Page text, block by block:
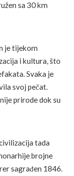
sa 30 km
je tijekom
i kultura, što
Svaka je
svoj pečat.
prirode dok su
tada
brojne
sagrađen 1846.